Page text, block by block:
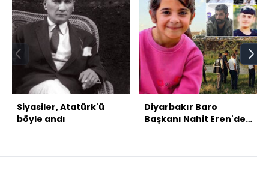
Siyasiler, Atatürk'ü
böyle andı
Diyarbakır Baro
Başkanı Nahit Eren'den
gömdün mü?